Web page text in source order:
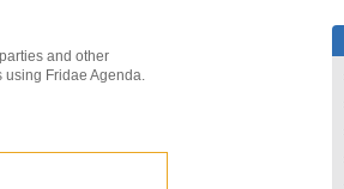
and other
using Fridae Agenda.